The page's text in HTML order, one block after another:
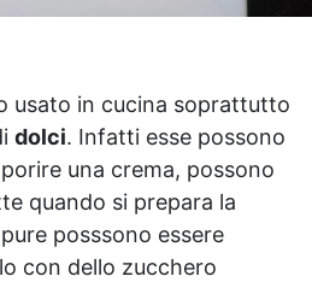
usato in cucina soprattutto
dolci. Infatti esse possono
una crema, possono
quando si prepara la
posssono essere
con dello zucchero